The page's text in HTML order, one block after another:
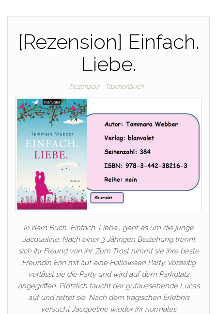
[Rezension] Einfach.
Liebe.
Rezension Taschenbuch
In dem Buch, Einfach. Liebe., geht es um die junge
Jacqueline. Nach einer 3 Jährigen Beziehung trennt
sich ihr Freund von ihr. Zum Trost nimmt sie ihre beste
Freundin Erin mit auf eine Halloween Party. Vorzeitig
verlässt sie die Party und wird auf dem Parkplatz
angegriffen. Plötzlich taucht der gutaussehende Lucas
auf und rettet sie. Nach dem tragischen Erlebnis
versucht Jacqueline wieder ihr normales